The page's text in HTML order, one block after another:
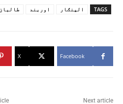
TAGS الینګار اوربند طالبان
Facebook
X
Next article